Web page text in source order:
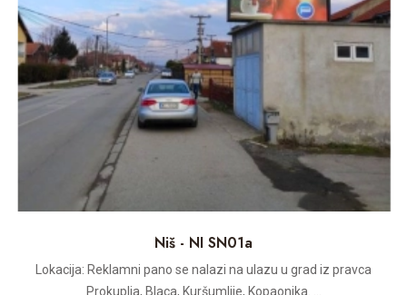
Niš - NI SN01a
Lokacija: Reklamni pano se nalazi na ulazu u grad iz pravca
Prokuplja, Blaca, Kuršumlije, Kopaonika. ...